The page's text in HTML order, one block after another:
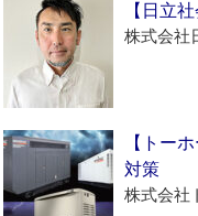
【日立
株式会社
【トー
対策
株式会社